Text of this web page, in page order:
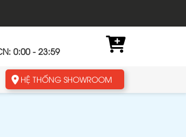
0:00 - 23:59
HỆ THỐNG SHOWROOM